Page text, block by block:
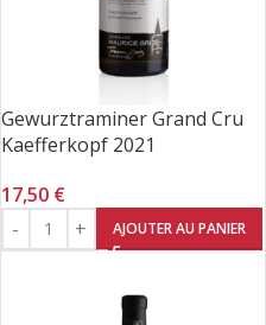
Gewurztraminer Grand Cru
Kaefferkopf 2021
17,50 €
AJOUTER AU PANIER